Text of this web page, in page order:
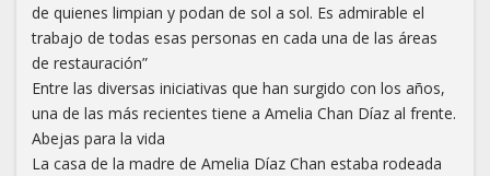
de quienes limpian y podan de sol a sol. Es admirable el
trabajo de todas esas personas en cada una de las áreas
de restauración”
Entre las diversas iniciativas que han surgido con los años,
una de las más recientes tiene a Amelia Chan Díaz al frente.
Abejas para la vida
La casa de la madre de Amelia Díaz Chan estaba rodeada